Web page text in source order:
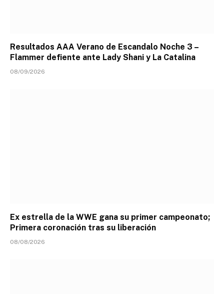
Resultados AAA Verano de Escandalo Noche 3 –
Flammer defiente ante Lady Shani y La Catalina
08/09/2026
Ex estrella de la WWE gana su primer campeonato;
Primera coronación tras su liberación
08/08/2026